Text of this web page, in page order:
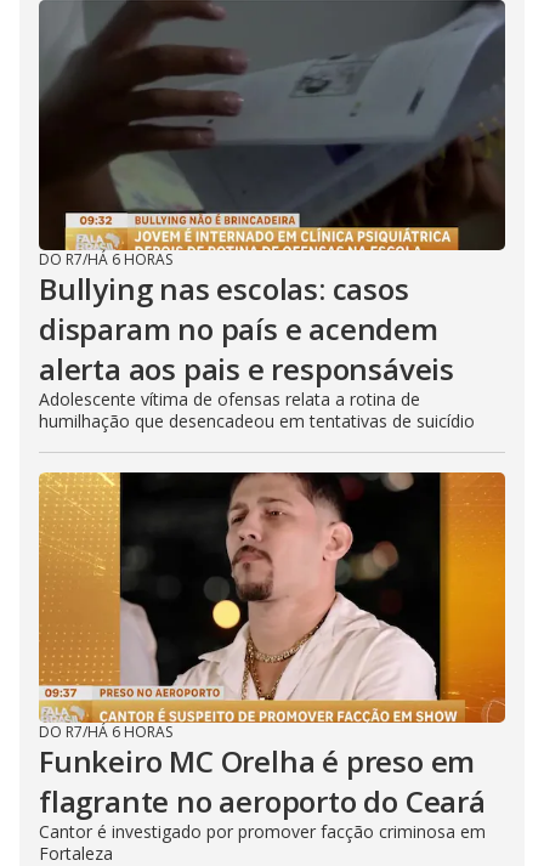
DO R7/HÁ 6 HORAS
Bullying nas escolas: casos
disparam no país e acendem
alerta aos pais e responsáveis
Adolescente vítima de ofensas relata a rotina de
humilhação que desencadeou em tentativas de suicídio
DO R7/HÁ 6 HORAS
Funkeiro MC Orelha é preso em
flagrante no aeroporto do Ceará
Cantor é investigado por promover facção criminosa em
Fortaleza